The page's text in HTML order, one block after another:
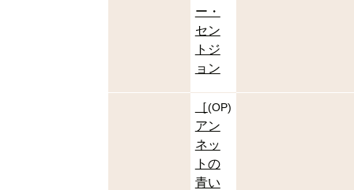
ー・
セン
トジ
ョン
［(OP)
アン
ネッ
トの
青い